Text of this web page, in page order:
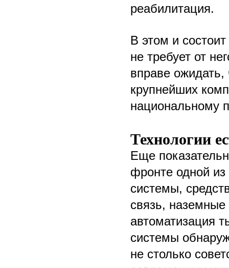
реабилитация.
В этом и
не требует от
вправе ожидать,
крупнейших
национальному
Технологии
Еще
фронте одной
системы,
связь,
автоматизация
системы
не столько